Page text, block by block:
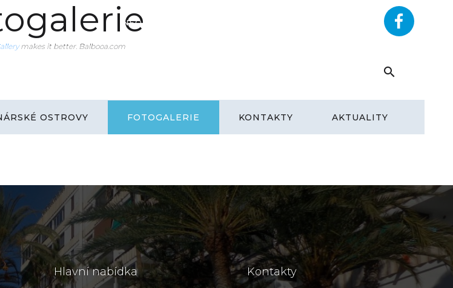
INFO@CANARYHOME.CZ
OSTROVY FOTOGALERIE KONTAKTY AKTUALITY
makes it better. Balbooa.com
Hlavní nabídka Kontakty